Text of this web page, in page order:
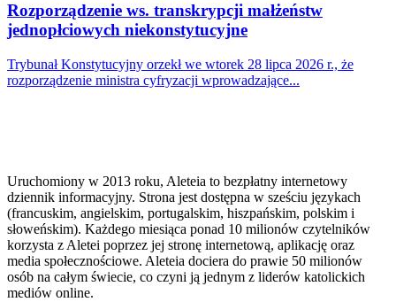
Rozporządzenie ws. transkrypcji małżeństw
jednopłciowych niekonstytucyjne
Trybunał Konstytucyjny orzekł we wtorek 28 lipca 2026 r., że
rozporządzenie ministra cyfryzacji wprowadzające...
Uruchomiony w 2013 roku, Aleteia to bezpłatny internetowy
dziennik informacyjny. Strona jest dostępna w sześciu językach
(francuskim, angielskim, portugalskim, hiszpańskim, polskim i
słoweńskim). Każdego miesiąca ponad 10 milionów czytelników
korzysta z Aletei poprzez jej stronę internetową, aplikację oraz
media społecznościowe. Aleteia dociera do prawie 50 milionów
osób na całym świecie, co czyni ją jednym z liderów katolickich
mediów online.